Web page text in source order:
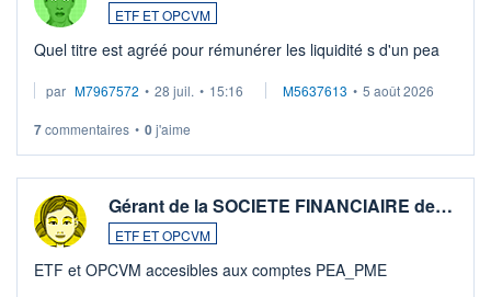
ETF ET OPCVM
Quel titre est agréé pour rémunérer les liquidité s d'un pea
par M7967572 • 28 juil. • 15:16 M5637613 • 5 août 2026
7commentaires • 0j'aime
Gérant de la SOCIETE FINANCIAIRE de…
ETF ET OPCVM
ETF et OPCVM accesibles aux comptes PEA_PME